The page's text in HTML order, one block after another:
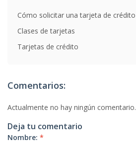
Cómo solicitar una tarjeta de crédito
Clases de tarjetas
Tarjetas de crédito
Comentarios:
Actualmente no hay ningún comentario.
Deja tu comentario
Nombre: *